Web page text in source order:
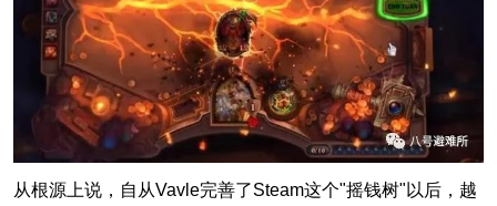
从根源上说，自从Vavle完善了Steam这个"摇钱树"以后，越